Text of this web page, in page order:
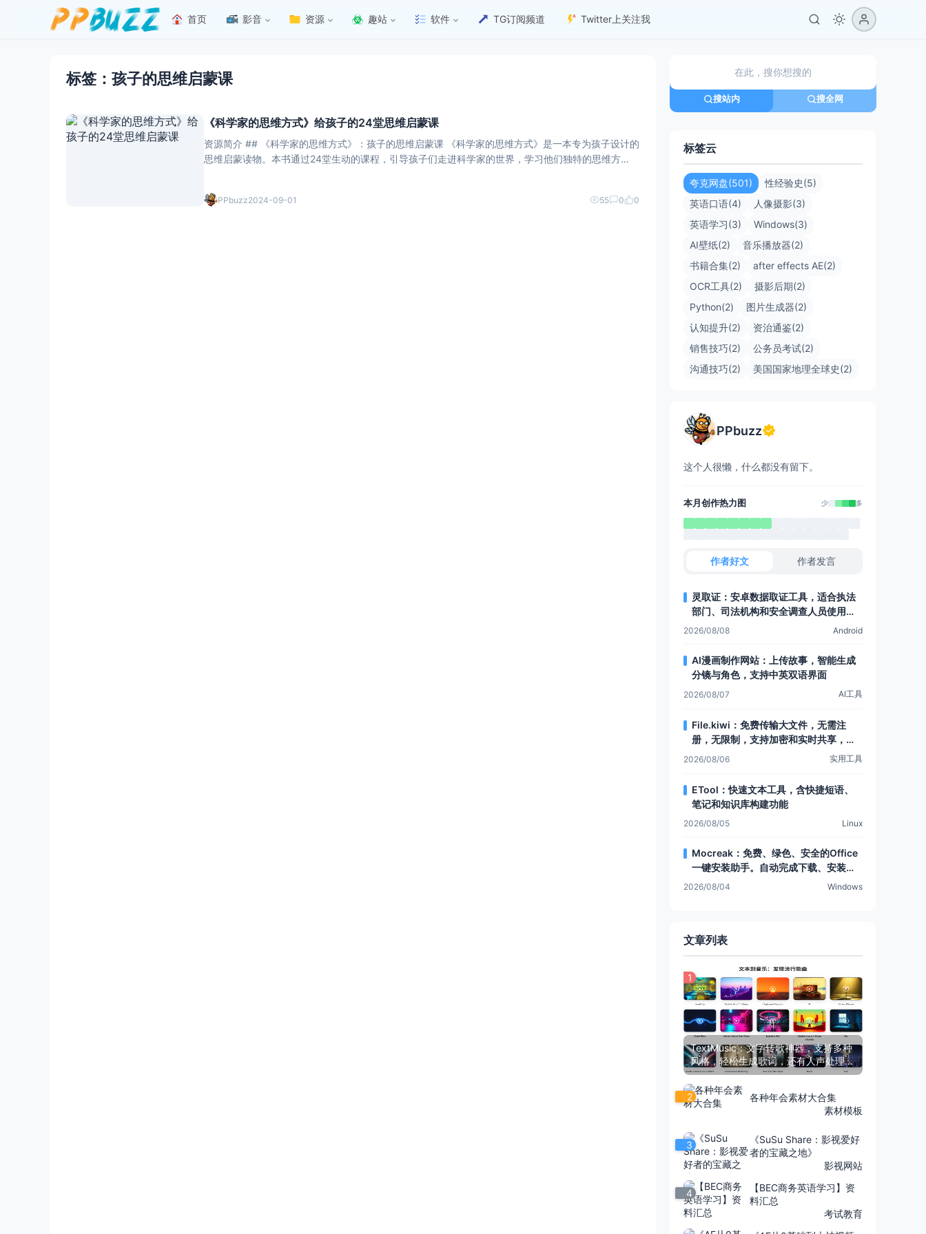
首页 影音 资源 趣站 软件 TG订阅频道 Twitter上关注我
标签：孩子的思维启蒙课
《科学家的思维方式》给孩子的24堂思维启蒙课
资源简介 ## 《科学家的思维方式》：孩子的思维启蒙课 《科学家的思维方式》是一本专为孩子设计的
思维启蒙读物。本书通过24堂生动的课程，引导孩子们走进科学家的世界，学习他们独特的思维方
PPbuzz2024-09-01 55 0 0
搜站内 搜全网
标签云
夸克网盘(501)
性经验史(5)
英语口语(4)
人像摄影(3)
英语学习(3)
Windows(3)
AI壁纸(2)
音乐播放器(2)
书籍合集(2)
after effects AE(2)
OCR工具(2)
摄影后期(2)
Python(2)
图片生成器(2)
认知提升(2)
资治通鉴(2)
销售技巧(2)
公务员考试(2)
沟通技巧(2)
美国国家地理全球史(2)
PPbuzz
这个人很懒，什么都没有留下。
本月创作热力图 少 多
作者好文 作者发言
灵取证：安卓数据取证工具，适合执法
部门、司法机构和安全调查人员使用，
可提取安卓设备数据
2026/08/08 Android
AI漫画制作网站：上传故事，智能生成
分镜与角色，支持中英双语界面
2026/08/07 AI工具
File.kiwi：免费传输大文件，无需注
册，无限制，支持加密和实时共享，还
有Web文件夹功能
2026/08/06 实用工具
ETool：快速文本工具，含快捷短语、
笔记和知识库构建功能
2026/08/05 Linux
Mocreak：免费、绿色、安全的Office
一键安装助手。自动完成下载、安装和
部署，让Office安装更简单，支持多种
2026/08/04 Windows
文章列表
1
TextMusic：文字转歌神器，支持多种
风格，轻松生成歌词，还有人声处理功
能
2
各种年会素材大合集
素材模板
3
《SuSu Share：影视爱好
者的宝藏之地》
影视网站
4
【BEC商务英语学习】资
料汇总
考试教育